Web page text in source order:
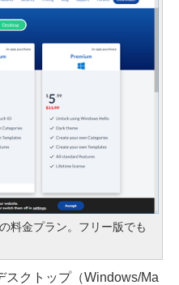
料金プラン。フリー版でも
クトップ（Windows/Ma